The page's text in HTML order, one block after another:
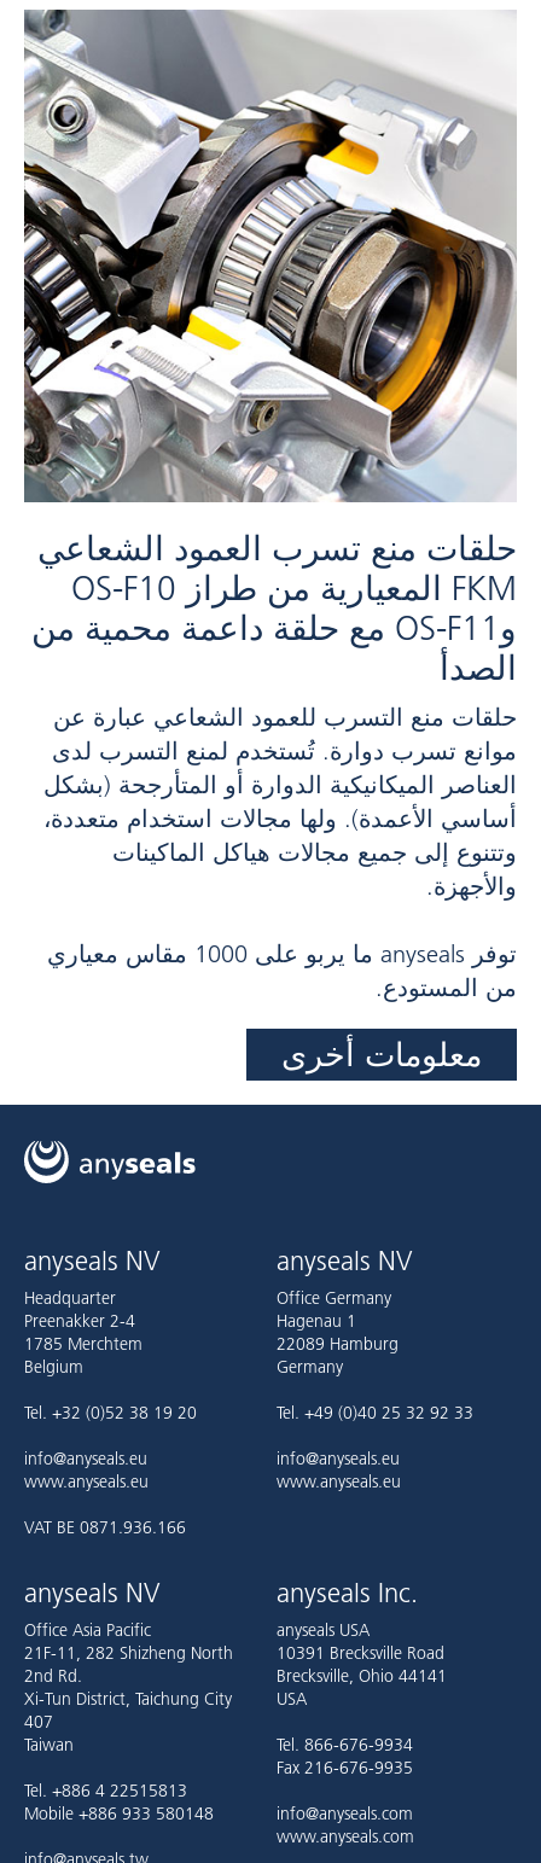
حلقات منع تسرب العمود الشعاعي
FKM المعيارية من طراز OS-F10
وOS-F11 مع حلقة داعمة محمية من
الصدأ
حلقات منع التسرب للعمود الشعاعي عبارة عن
موانع تسرب دوارة. تُستخدم لمنع التسرب لدى
العناصر الميكانيكية الدوارة أو المتأرجحة (بشكل
أساسي الأعمدة). ولها مجالات استخدام متعددة،
وتتنوع إلى جميع مجالات هياكل الماكينات
والأجهزة.
توفر anyseals ما يربو على 1000 مقاس معياري
من المستودع.
معلومات أخرى
anyseals NV
Headquarter
Preenakker 2-4
1785 Merchtem
Belgium
Tel. +32 (0)52 38 19 20
info@anyseals.eu
www.anyseals.eu
VAT BE 0871.936.166
anyseals NV
Office Germany
Hagenau 1
22089 Hamburg
Germany
Tel. +49 (0)40 25 32 92 33
info@anyseals.eu
www.anyseals.eu
anyseals NV
Office Asia Pacific
21F-11, 282 Shizheng North
2nd Rd.
Xi-Tun District, Taichung City
407
Taiwan
Tel. +886 4 22515813
Mobile +886 933 580148
anyseals Inc.
anyseals USA
10391 Brecksville Road
Brecksville, Ohio 44141
USA
Tel. 866-676-9934
Fax 216-676-9935
info@anyseals.com
www.anyseals.com